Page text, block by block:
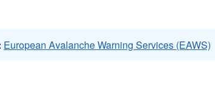
European Avalanche Warning Services (EAWS)